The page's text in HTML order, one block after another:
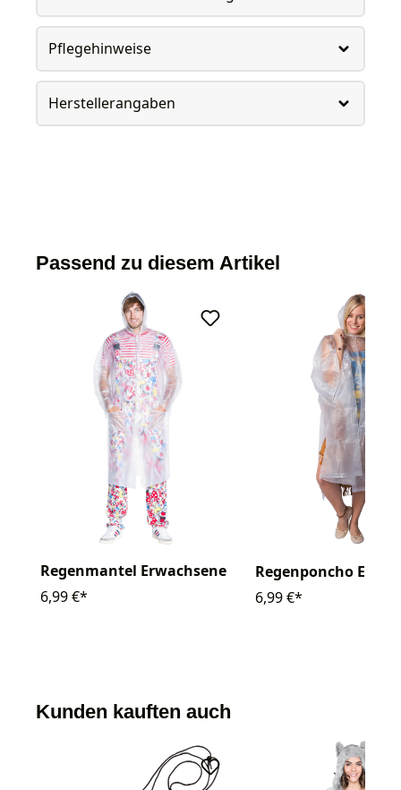
Pflegehinweise
Herstellerangaben
Passend zu diesem Artikel
Regenmantel Erwachsene
6,99 €*
Regenponcho
6,99 €*
Kunden kauften auch